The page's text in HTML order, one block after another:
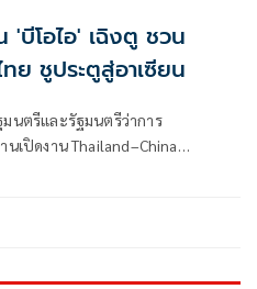
'บีโอไอ' เฉิงตู ชวน
ย ชูประตูสู่อาเซียน
นตรีและรัฐมนตรีว่าการ
เปิดงาน Thailand–China